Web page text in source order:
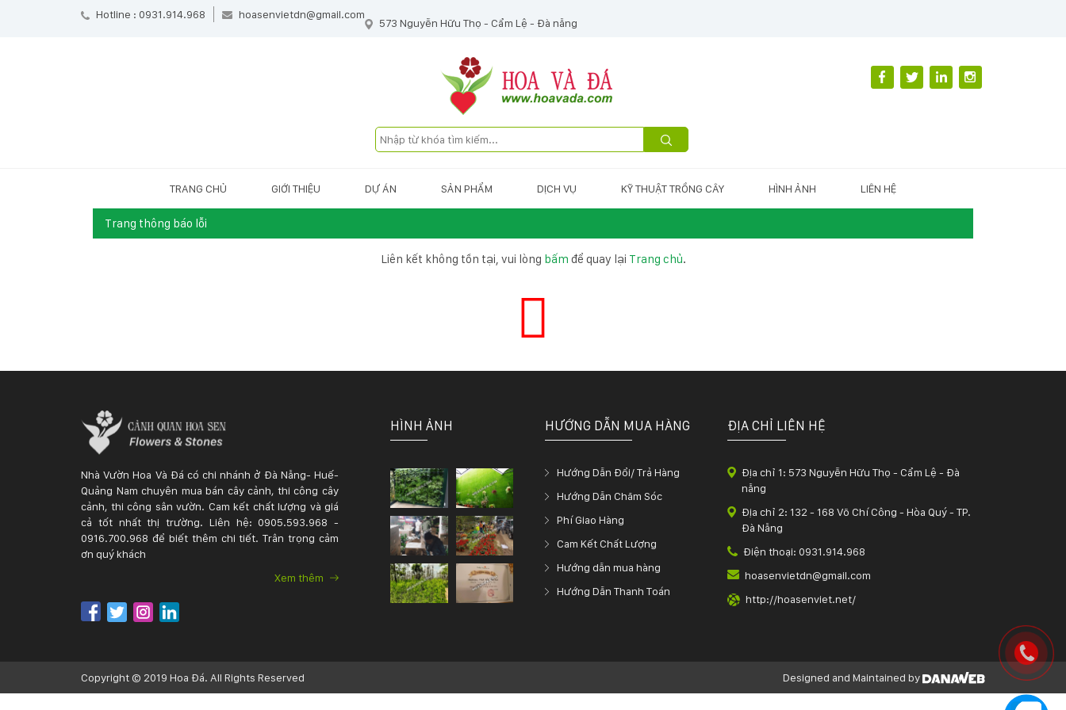
Hotline : 0931.914.968 hoasenvietdn@gmail.com
573 Nguyễn Hữu Thọ - Cẩm Lệ - Đà nẵng
TRANG CHỦ GIỚI THIỆU DỰ ÁN SẢN PHẨM DỊCH VỤ KỸ THUẬT TRỒNG CÂY HÌNH ẢNH LIÊN HỆ
Trang thông báo lỗi
Liên kết không tồn tại, vui lòng bấm để quay lại Trang chủ.
Nhà Vườn Hoa Và Đá có chi nhánh ở Đà Nẵng- Huế-
Quảng Nam chuyên mua bán cây cảnh, thi công cây
cảnh, thi công sân vườn. Cam kết chất lượng và giá
cả tốt nhất thị trường. Liên hệ: 0905.593.968 -
0916.700.968 để biết thêm chi tiết. Trân trọng cảm
ơn quý khách
Xem thêm
HÌNH ẢNH HƯỚNG DẪN MUA HÀNG
Hướng Dẫn Đổi/ Trả Hàng
Hướng Dẫn Chăm Sóc
Phí Giao Hàng
Cam Kết Chất Lượng
Hướng dẫn mua hàng
Hướng Dẫn Thanh Toán
ĐỊA CHỈ LIÊN HỆ
Địa chỉ 1: 573 Nguyễn Hữu Thọ - Cẩm Lệ - Đà
nẵng
Địa chỉ 2: 132 - 168 Võ Chí Công - Hòa Quý - TP.
Đà Nẵng
Điện thoại: 0931.914.968
hoasenvietdn@gmail.com
http://hoasenviet.net/
Copyright © 2019 Hoa Đá. All Rights Reserved Designed and Maintained by